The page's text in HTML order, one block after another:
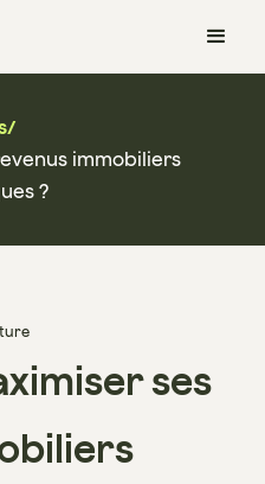
/
immobiliers
?
ses